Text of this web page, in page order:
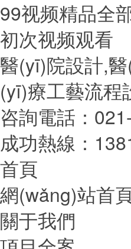
99视频精品全
初次视频观看
醫(yī)院設計,
(yī)療工藝流程
咨詢電話：
成功熱線：
首頁
網(wǎng)站首
關于我們